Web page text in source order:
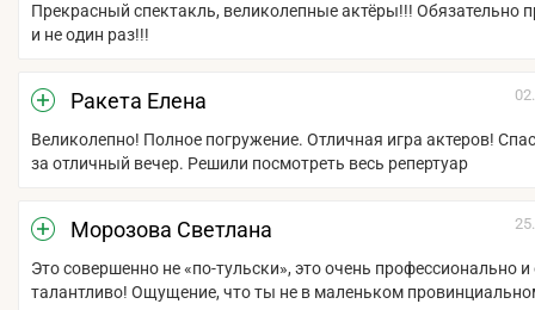
Прекрасный спектакль, великолепные актёры!!! Обязательно
и не один раз!!!
Ракета Елена
Великолепно! Полное погружение. Отличная игра актеров!
за отличный вечер. Решили посмотреть весь репертуар
Морозова Светлана
Это совершенно не «по-тульски», это очень профессионально и
талантливо! Ощущение, что ты не в маленьком